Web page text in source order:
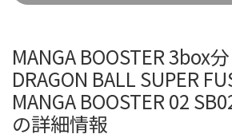
MANGA BOOSTER 3box
DRAGON BALL SUPER
MANGA BOOSTER 02
の詳細情報